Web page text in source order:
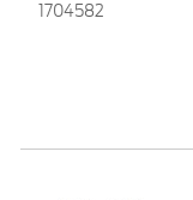
1704582